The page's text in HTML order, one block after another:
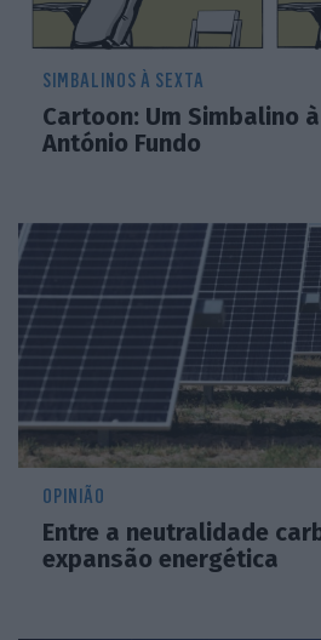
SIMBALINOS À SEXTA
Cartoon: Um Simbalino
António Fundo
OPINIÃO
Entre a neutralidade
expansão energética